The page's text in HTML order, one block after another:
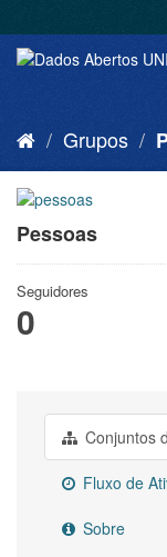
Grupos
Pessoas
Seguidores
0
Conjuntos
Fluxo de
Sobre